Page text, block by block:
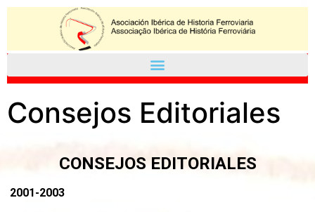
Consejos Editoriales
CONSEJOS EDITORIALES
2001-2003